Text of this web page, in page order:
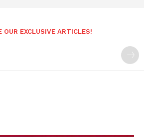
OUR EXCLUSIVE ARTICLES!